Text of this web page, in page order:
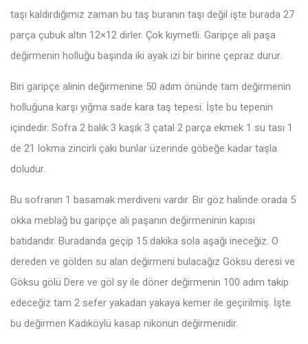
taşı kaldırdığımız zaman bu taş buranın taşı değil işte burada 27
parça çubuk altın 12×12 dirler. Çok kıymetli. Garipçe ali paşa
değirmenin holluğu başında iki ayak izi bir birine çepraz durur.
Biri garipçe alinin değirmenine 50 adım önünde tam değirmenin
holluğuna karşı yığma sade kara taş tepesi. İşte bu tepenin
içindedir. Sofra 2 balık 3 kaşık 3 çatal 2 parça ekmek 1 su tası 1
de 21 lokma zincirli çakı bunlar üzerinde göbeğe kadar taşla
doludur.
Bu sofranın 1 basamak merdiveni vardır. Bir göz halinde orada 5
okka meblağ bu garipçe ali paşanın değirmeninin kapısı
batıdandır. Buradanda geçip 15 dakika sola aşağı ineceğiz. O
dereden ve gölden su alan değirmeni bulacağız Göksu deresi ve
Göksu gölü Dere ve göl sy ile döner değirmenin 100 adım takip
edeceğiz tam 2 sefer yakadan yakaya kemer ile geçirilmiş. İşte
bu değirmen Kadıköylü kasap nikonun değirmenidir.